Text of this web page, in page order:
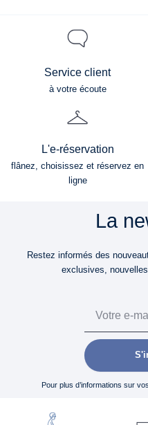
Service client
à votre écoute
L'e-réservation
flânez, choisissez et réservez en
ligne
La
Restez informés des
exclusives,
Pour plus d’informations sur